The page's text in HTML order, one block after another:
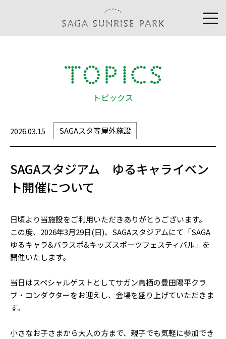
トピックス
2026.03.15 SAGAスタ等屋外施設
SAGAスタジアム ゆるキャライベン
ト開催について
日頃より当施設をご利用いただきありがとうございます。
この度、2026年3月29日(日)、SAGAスタジアムにて「SAGA
ゆるキャラ&パラスポ&キッズスポーツフェスティバル」を
開催いたします。
当日はスペシャルゲストとしてサガン鳥栖の豊田陽平クラ
ブ・コンダクターをお迎えし、会場を盛り上げていただきま
す。
小さなお子さまから大人の方まで、親子でも気軽に参加でき